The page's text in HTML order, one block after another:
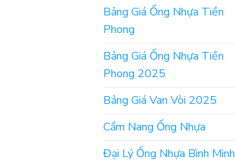
Bảng Giá Ống Nhựa Tiền
Phong
Bảng Giá Ống Nhựa Tiền
Phong 2025
Bảng Giá Van Vòi 2025
Cẩm Nang Ống Nhựa
Đại Lý Ống Nhựa Bình Minh